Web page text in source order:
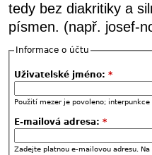
tedy bez diakritiky a
písmen. (např. josef-
Informace o účtu
Uživatelské jméno: *
Použití mezer je povoleno;
E-mailová adresa: *
Zadejte platnou e-mailovou adresu.